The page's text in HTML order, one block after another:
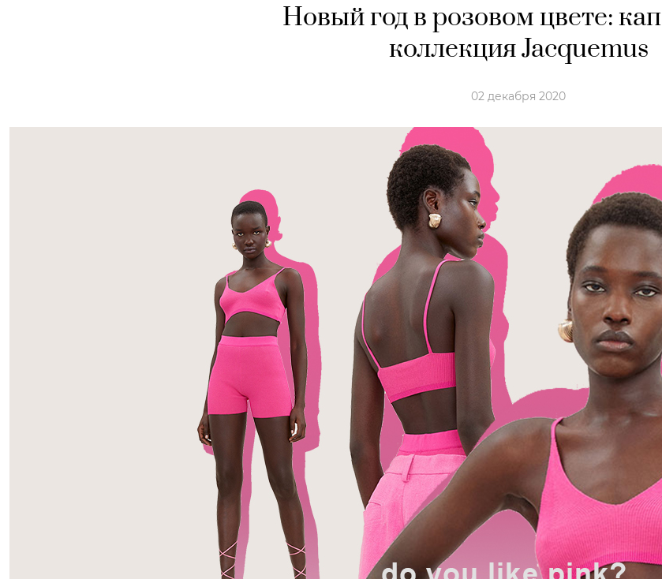
Новый год в розовом цвете:
коллекция Jacquemus
02 декабря 2020